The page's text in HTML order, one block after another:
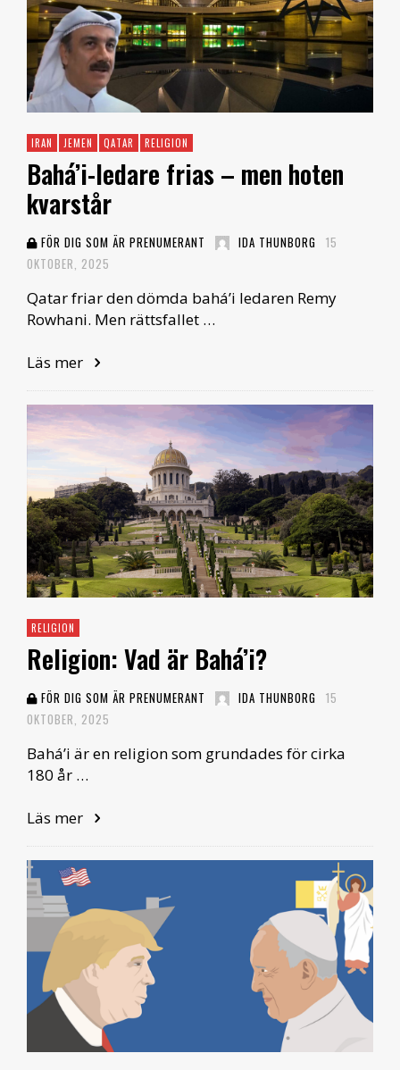
IRAN JEMEN QATAR RELIGION
Bahá’i-ledare frias – men hoten
kvarstår
FÖR DIG SOM ÄR PRENUMERANT IDA THUNBORG 15
OKTOBER, 2025
Qatar friar den dömda bahá’i ledaren Remy
Rowhani. Men rättsfallet …
Läs mer
RELIGION
Religion: Vad är Bahá’i?
FÖR DIG SOM ÄR PRENUMERANT IDA THUNBORG 15
OKTOBER, 2025
Bahá’i är en religion som grundades för cirka
180 år …
Läs mer